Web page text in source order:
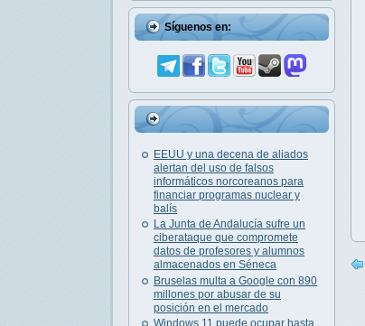
Síguenos en:
EEUU y una decena de aliados
alertan del uso de falsos
informáticos norcoreanos para
financiar programas nuclear y
balís
La Junta de Andalucía sufre un
ciberataque que compromete
datos de profesores y alumnos
almacenados en Séneca
Bruselas multa a Google con 890
millones por abusar de su
posición en el mercado
Windows 11 puede ocupar hasta